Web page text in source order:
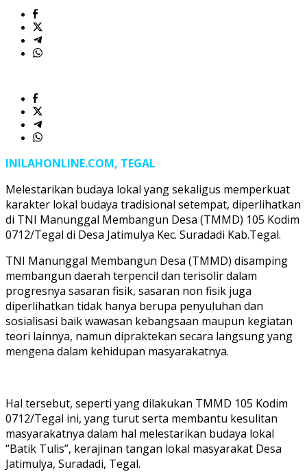
INILAHONLINE.COM, TEGAL
Melestarikan budaya lokal yang sekaligus memperkuat
karakter lokal budaya tradisional setempat, diperlihatkan
di TNI Manunggal Membangun Desa (TMMD) 105 Kodim
0712/Tegal di Desa Jatimulya Kec. Suradadi Kab.Tegal.
TNI Manunggal Membangun Desa (TMMD) disamping
membangun daerah terpencil dan terisolir dalam
progresnya sasaran fisik, sasaran non fisik juga
diperlihatkan tidak hanya berupa penyuluhan dan
sosialisasi baik wawasan kebangsaan maupun kegiatan
teori lainnya, namun dipraktekan secara langsung yang
mengena dalam kehidupan masyarakatnya.
Hal tersebut, seperti yang dilakukan TMMD 105 Kodim
0712/Tegal ini, yang turut serta membantu kesulitan
masyarakatnya dalam hal melestarikan budaya lokal
“Batik Tulis”, kerajinan tangan lokal masyarakat Desa
Jatimulya, Suradadi, Tegal.